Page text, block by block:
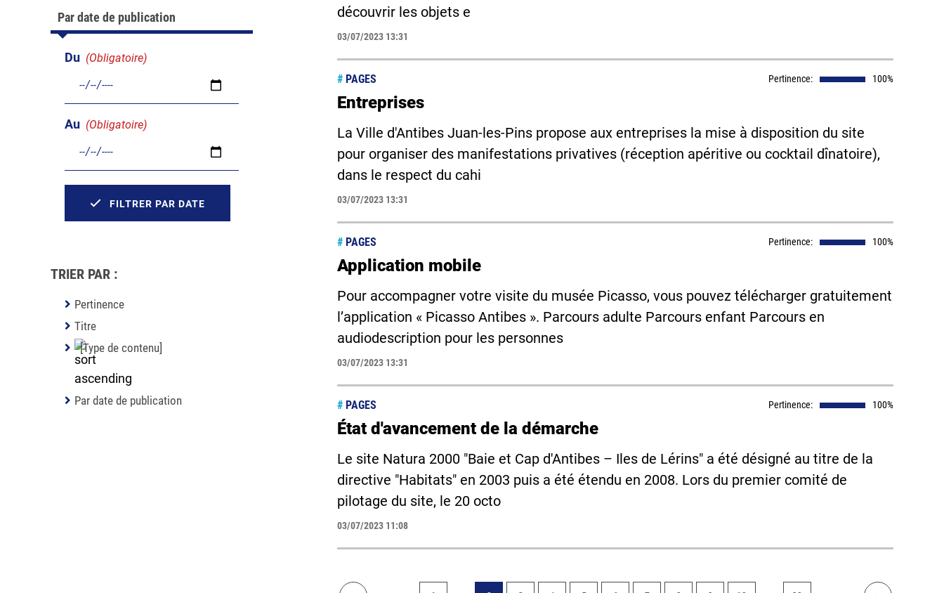
découvrir les objets e
03/07/2023 13:31
# PAGES Pertinence: 100%
Entreprises
La Ville d'Antibes Juan-les-Pins propose aux entreprises la mise à disposition du site
pour organiser des manifestations privatives (réception apéritive ou cocktail dînatoire),
dans le respect du cahi
03/07/2023 13:31
# PAGES Pertinence: 100%
Application mobile
Pour accompagner votre visite du musée Picasso, vous pouvez télécharger gratuitement
l’application « Picasso Antibes ». Parcours adulte Parcours enfant Parcours en
audiodescription pour les personnes
03/07/2023 13:31
# PAGES Pertinence: 100%
État d'avancement de la démarche
Le site Natura 2000 "Baie et Cap d'Antibes – Iles de Lérins" a été désigné au titre de la
directive "Habitats" en 2003 puis a été étendu en 2008. Lors du premier comité de
pilotage du site, le 20 octo
03/07/2023 11:08
Par date de publication
Du (Obligatoire)
Au (Obligatoire)
FILTRER PAR DATE
TRIER PAR :
Pertinence
Titre
[Type de contenu]
Par date de publication